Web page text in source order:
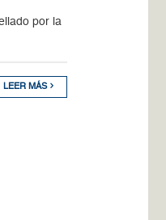
por la
LEER MÁS